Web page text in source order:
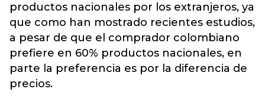
productos nacionales por los extranjeros, ya
que como han mostrado recientes estudios,
a pesar de que el comprador colombiano
prefiere en 60% productos nacionales, en
parte la preferencia es por la diferencia de
precios.